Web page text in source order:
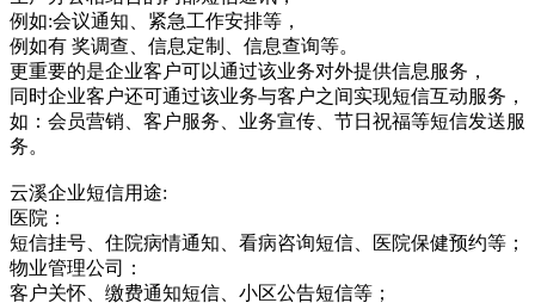
例如:会议通知、紧急工作安排等，
例如有 奖调查、信息定制、信息查询等。
更重要的是企业客户可以通过该业务对外提供信息服务，
同时企业客户还可通过该业务与客户之间实现短信互动服务，
如：会员营销、客户服务、业务宣传、节日祝福等短信发送服
务。
云溪企业短信用途:
医院：
短信挂号、住院病情通知、看病咨询短信、医院保健预约等；
物业管理公司：
客户关怀、缴费通知短信、小区公告短信等；